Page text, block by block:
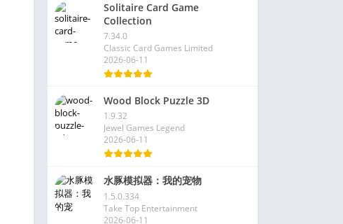
Solitaire Card Game
Collection
7.34.0
Classic Card Games Limited
2026-06-11
Wood Block Puzzle 3D
1.9.32
Jewel Games Legend
2026-06-11
水豚模拟器：我的宠物
1.5.0.334
Take Top Entertainment
2026-06-11